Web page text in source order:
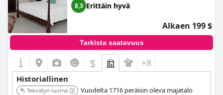
8,3 Erittäin hyvä
Alkaen 199 $
Tarkista saatavuus
$ +8
Historiallinen
Tekoälyn luoma
Vuodelta 1716 peräisin oleva majatalo